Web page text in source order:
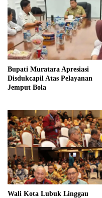
Bupati Muratara Apresiasi
Disdukcapil Atas Pelayanan
Jemput Bola
Wali Kota Lubuk Linggau